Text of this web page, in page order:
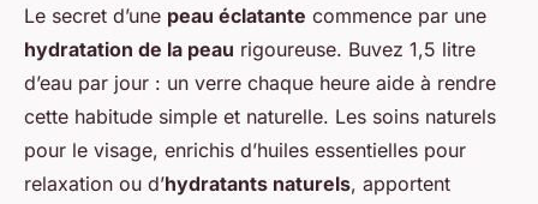
Le secret d’une peau éclatante commence par une
hydratation de la peau rigoureuse. Buvez 1,5 litre
d’eau par jour : un verre chaque heure aide à rendre
cette habitude simple et naturelle. Les soins naturels
pour le visage, enrichis d’huiles essentielles pour
relaxation ou d’hydratants naturels, apportent